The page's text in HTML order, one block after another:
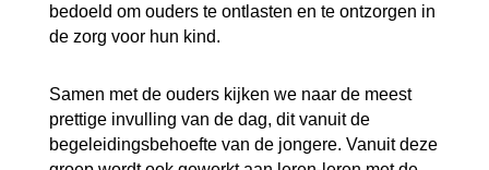
bedoeld om ouders te ontlasten en te ontzorgen in
de zorg voor hun kind.
Samen met de ouders kijken we naar de meest
prettige invulling van de dag, dit vanuit de
begeleidingsbehoefte van de jongere. Vanuit deze